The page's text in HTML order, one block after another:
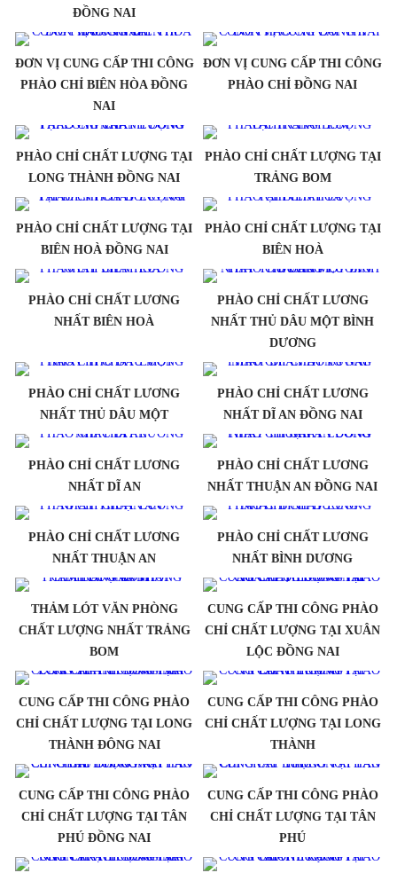
ĐỒNG NAI
ĐƠN VỊ CUNG CẤP THI CÔNG
PHÀO CHỈ BIÊN HÒA ĐỒNG
NAI
ĐƠN VỊ CUNG CẤP THI CÔNG
PHÀO CHỈ ĐỒNG NAI
PHÀO CHỈ CHẤT LƯỢNG TẠI
LONG THÀNH ĐỒNG NAI
PHÀO CHỈ CHẤT LƯỢNG TẠI
TRẢNG BOM
PHÀO CHỈ CHẤT LƯỢNG TẠI
BIÊN HOÀ ĐỒNG NAI
PHÀO CHỈ CHẤT LƯỢNG TẠI
BIÊN HOÀ
PHÀO CHỈ CHẤT LƯƠNG
NHẤT BIÊN HOÀ
PHÀO CHỈ CHẤT LƯƠNG
NHẤT THỦ DÂU MỘT BÌNH
DƯƠNG
PHÀO CHỈ CHẤT LƯƠNG
NHẤT THỦ DÂU MỘT
PHÀO CHỈ CHẤT LƯƠNG
NHẤT DĨ AN ĐỒNG NAI
PHÀO CHỈ CHẤT LƯƠNG
NHẤT DĨ AN
PHÀO CHỈ CHẤT LƯƠNG
NHẤT THUẬN AN ĐỒNG NAI
PHÀO CHỈ CHẤT LƯƠNG
NHẤT THUẬN AN
PHÀO CHỈ CHẤT LƯƠNG
NHẤT BÌNH DƯƠNG
THẢM LÓT VĂN PHÒNG
CHẤT LƯỢNG NHẤT TRẢNG
BOM
CUNG CẤP THI CÔNG PHÀO
CHỈ CHẤT LƯỢNG TẠI XUÂN
LỘC ĐỒNG NAI
CUNG CẤP THI CÔNG PHÀO
CHỈ CHẤT LƯỢNG TẠI LONG
THÀNH ĐÔNG NAI
CUNG CẤP THI CÔNG PHÀO
CHỈ CHẤT LƯỢNG TẠI LONG
THÀNH
CUNG CẤP THI CÔNG PHÀO
CHỈ CHẤT LƯỢNG TẠI TÂN
PHÚ ĐỒNG NAI
CUNG CẤP THI CÔNG PHÀO
CHỈ CHẤT LƯỢNG TẠI TÂN
PHÚ